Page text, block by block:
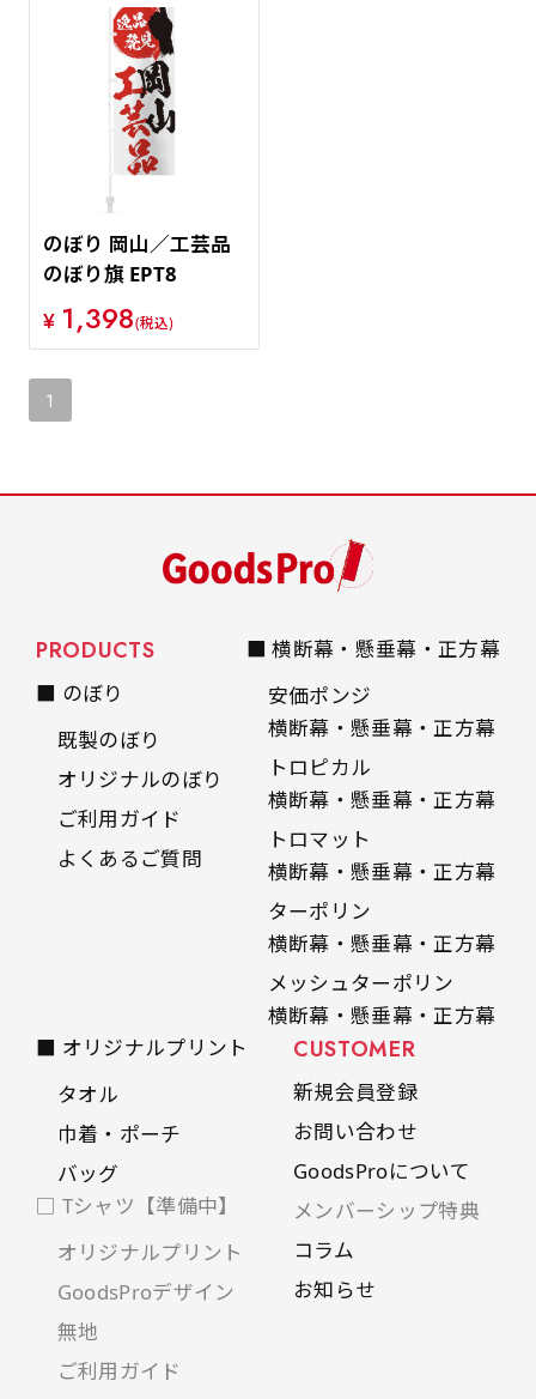
のぼり 岡山／工芸品
のぼり旗 EPT8
¥ 1,398(税込)
1
PRODUCTS
■ のぼり
既製のぼり
オリジナルのぼり
ご利用ガイド
よくあるご質問
■ 横断幕・懸垂幕・正方幕
安価ポンジ
横断幕・懸垂幕・正方幕
トロピカル
横断幕・懸垂幕・正方幕
トロマット
横断幕・懸垂幕・正方幕
ターポリン
横断幕・懸垂幕・正方幕
メッシュターポリン
横断幕・懸垂幕・正方幕
■ オリジナルプリント
タオル
巾着・ポーチ
バッグ
□ Tシャツ【準備中】
オリジナルプリント
GoodsProデザイン
無地
ご利用ガイド
CUSTOMER
新規会員登録
お問い合わせ
GoodsProについて
メンバーシップ特典
コラム
お知らせ